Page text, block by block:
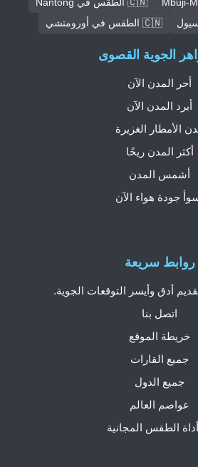
🇨🇳 الطقس في أورومتشي
روابط سريعة
أدق وأيسر التوقعات الجوية.
اتصل بنا
خريطة الموقع
جميع القارات
جميع الدول
عواصم العالم
الطقس المجانية
الجوية القصوى
أحر المدن الآن
أبرد المدن الآن
الأمطار الغزيرة
أكثر المدن ريحًا
أشمس المدن
جودة هواء الآن